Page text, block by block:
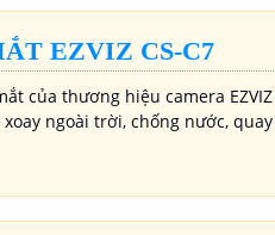
EZVIZ CS-C7
của thương hiệu camera
ngoài trời, chống nước,